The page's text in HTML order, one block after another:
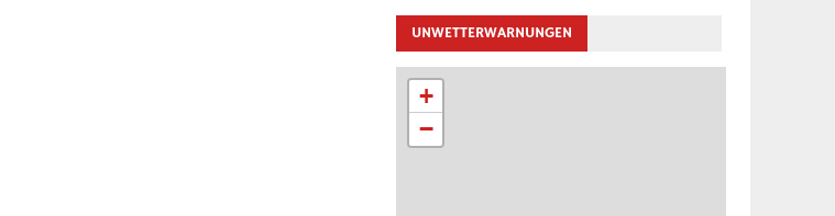
UNWETTERWARNUNGEN
+
−